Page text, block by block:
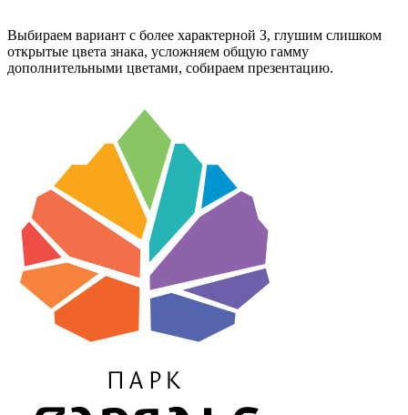
Выбираем вариант с более характерной З, глушим слишком
открытые цвета знака, усложняем общую гамму
дополнительными цветами, собираем презентацию.